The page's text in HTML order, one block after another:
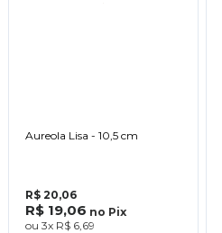
Aureola Lisa - 10,5 cm
R$ 20,06
R$ 19,06 no Pix
ou 3x R$ 6,69